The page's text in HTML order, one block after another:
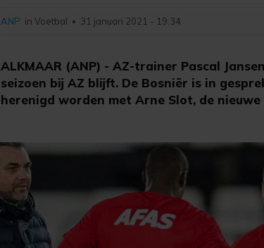
ALKMAAR (ANP) - AZ-trainer Pascal
seizoen bij AZ blijft. De Bosniër is in
herenigd worden met Arne Slot, de
ANP in Voetbal • 31 januari 2021 - 19:34